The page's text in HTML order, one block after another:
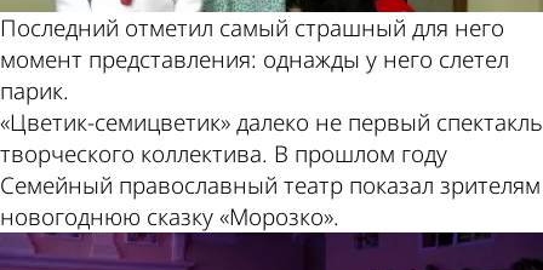
Последний отметил самый страшный для него
момент представления: однажды у него слетел
парик.
«Цветик-семицветик» далеко не первый спектакль
творческого коллектива. В прошлом году
Семейный православный театр показал зрителям
новогоднюю сказку «Морозко».